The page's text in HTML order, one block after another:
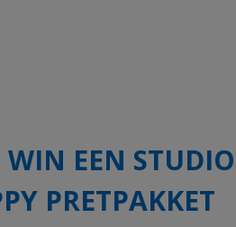
EEN STUDIO
PRETPAKKET